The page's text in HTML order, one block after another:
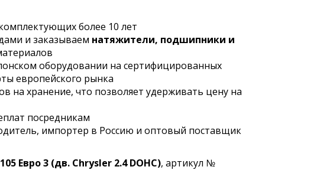
более 10 лет
и заказываем натяжители, подшипники и
оборудовании на сертифицированных
европейского рынка
на хранение, что позволяет удерживать цену на
посредникам
импортер в Россию и оптовый поставщик
Евро 3 (дв. Chrysler 2.4 DOHC), артикул №